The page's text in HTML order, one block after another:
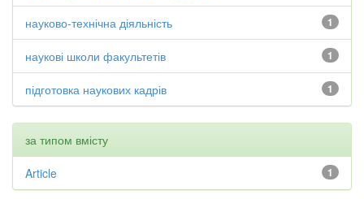
1
науково-технічна діяльність
1
наукові школи факультетів
1
підготовка наукових кадрів
за типом вмісту
1
Article